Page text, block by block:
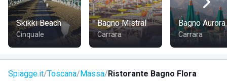
Gli ospiti delRistorante Bagno Florapossono usufruire
inoltre di:
carte
Skikki Beach
Cinquale
Bagno Mistral
Carrara
Bagno Aurora
Carrara
Spiagge.it Toscana Massa Ristorante Bagno Flora